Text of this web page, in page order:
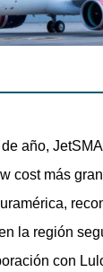
año,
cost más
la región
con